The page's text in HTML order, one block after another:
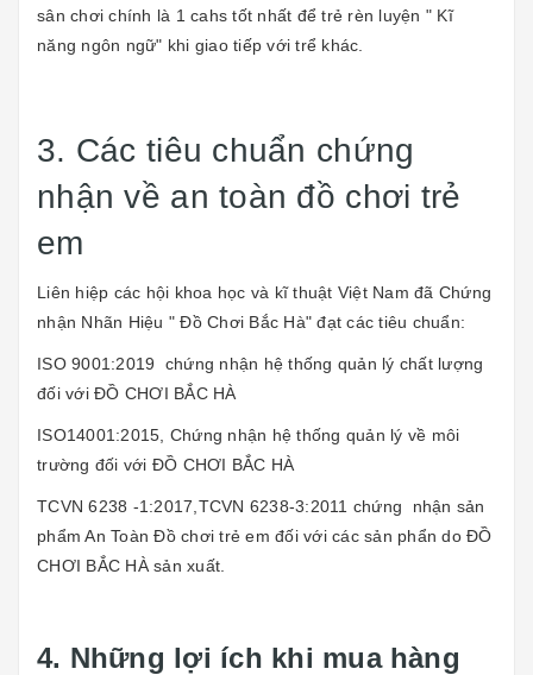
sân chơi chính là 1 cahs tốt nhất để trẻ rèn luyện " Kĩ
năng ngôn ngữ" khi giao tiếp với trể khác.
3. Các tiêu chuẩn chứng
nhận về an toàn đồ chơi trẻ
em
Liên hiệp các hội khoa học và kĩ thuật Việt Nam đã Chứng
nhận Nhãn Hiệu " Đồ Chơi Bắc Hà" đạt các tiêu chuẩn:
ISO 9001:2019 chứng nhận hệ thống quản lý chất lượng
đối với ĐỒ CHƠI BẮC HÀ
ISO14001:2015, Chứng nhận hệ thống quản lý về môi
trường đối với ĐỒ CHƠI BẮC HÀ
TCVN 6238 -1:2017,TCVN 6238-3:2011 chứng nhận sản
phẩm An Toàn Đồ chơi trẻ em đối với các sản phẩn do ĐỒ
CHƠI BẮC HÀ sản xuất.
4. Những lợi ích khi mua hàng